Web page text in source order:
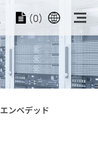
(0)
エンベデッド